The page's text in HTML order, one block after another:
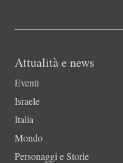
Attualità e news
Eventi
Israele
Italia
Mondo
Personaggi e Storie